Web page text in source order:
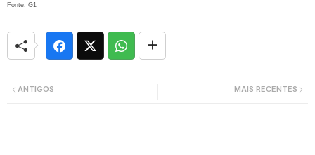
Fonte: G1
MAIS RECENTES
ANTIGOS